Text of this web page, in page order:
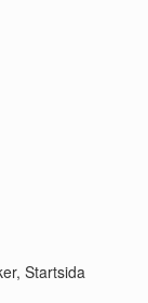
Startsida